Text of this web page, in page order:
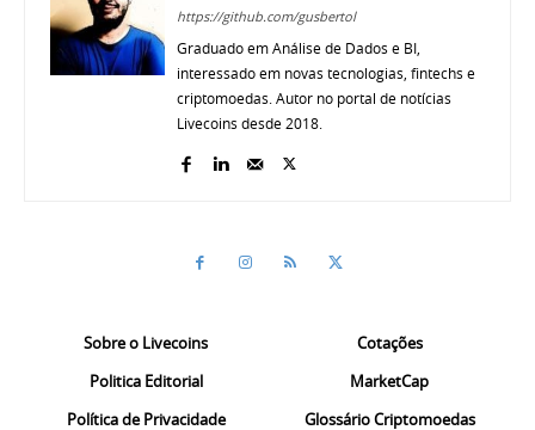
https://github.com/gusbertol
Graduado em Análise de Dados e BI,
interessado em novas tecnologias, fintechs e
criptomoedas. Autor no portal de notícias
Livecoins desde 2018.
Sobre o Livecoins
Politica Editorial
Política de Privacidade
Cotações
MarketCap
Glossário Criptomoedas